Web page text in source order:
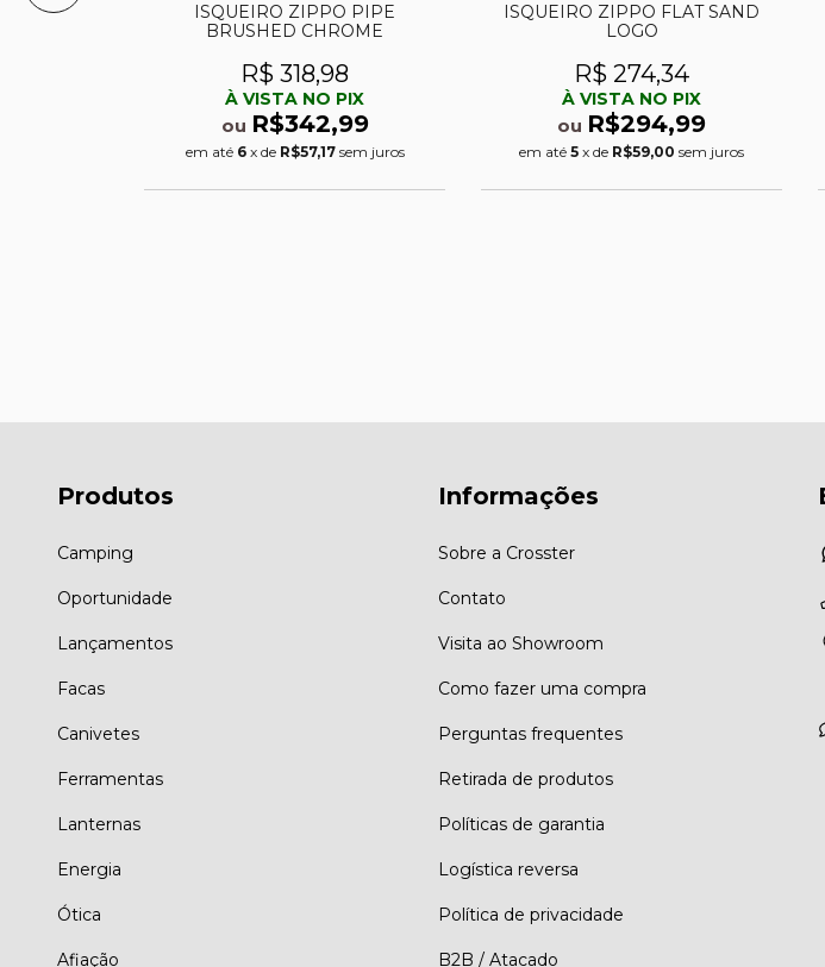
fosco
ISQUEIRO ZIPPO PIPE
BRUSHED CHROME
R$ 318,98
À VISTA NO PIX
ou R$342,99
em até 6 x de R$57,17 sem juros
ISQUEIRO ZIPPO FLAT SAND
LOGO
R$ 274,34
À VISTA NO PIX
ou R$294,99
em até 5 x de R$59,00 sem juros
Produtos
Camping
Oportunidade
Lançamentos
Facas
Canivetes
Ferramentas
Lanternas
Energia
Ótica
Afiação
Informações
Sobre a Crosster
Contato
Visita ao Showroom
Como fazer uma compra
Perguntas frequentes
Retirada de produtos
Políticas de garantia
Logística reversa
Política de privacidade
B2B / Atacado